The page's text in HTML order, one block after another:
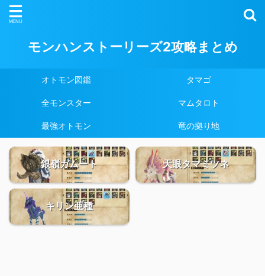
モンハンストーリーズ2攻略まとめ
オトモン図鑑 タマゴ
全モンスター マムタロト
最強オトモン 竜の拠り地
銀嶺ガムート 天眼タマミツネ
キリン亜種